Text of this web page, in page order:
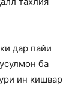
дар пайи
ба
ин кишвар